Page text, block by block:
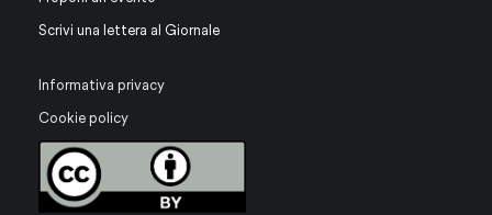
Scrivi una lettera al Giornale
Informativa privacy
Cookie policy